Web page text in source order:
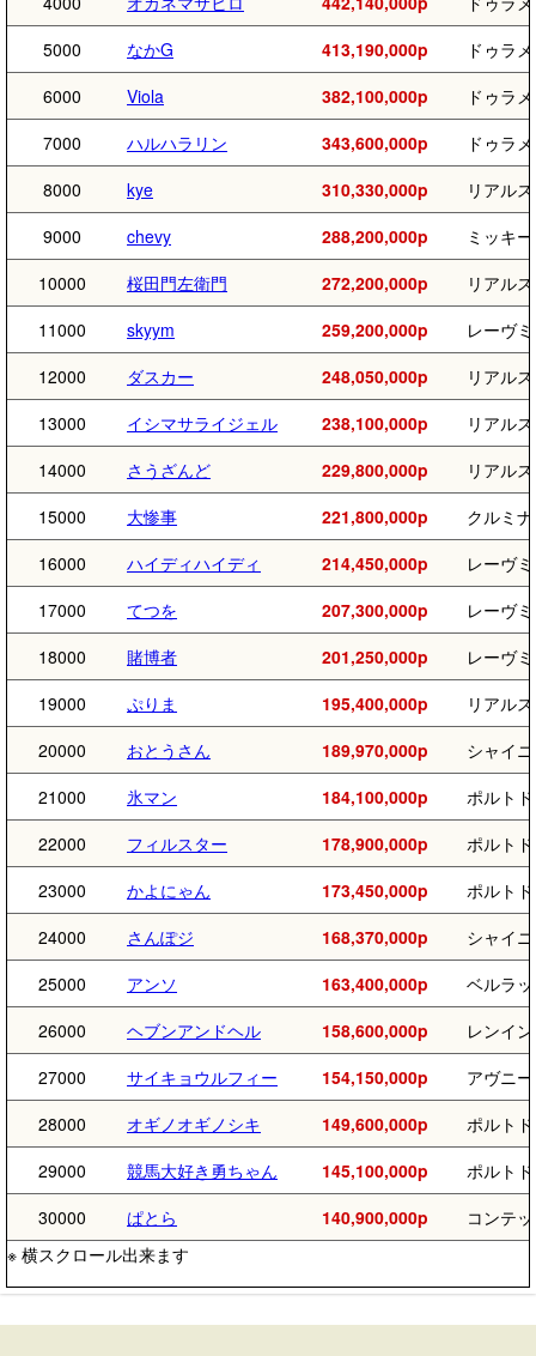
5000
なかG 413,190,000p
ドゥラ
6000
Viola 382,100,000p
ドゥラ
7000
ハルハラリン 343,600,000p
ドゥラ
8000
kye 310,330,000p
リアル
9000
chevy 288,200,000p
ミッキ
10000
桜田門左衛門 272,200,000p
リアル
11000
skyym 259,200,000p
レーヴ
12000
ダスカー 248,050,000p
リアル
13000
イシマサライジェル 238,100,000p
リアル
14000
さうざんど 229,800,000p
リアル
15000
大惨事 221,800,000p
クルミ
16000
ハイディハイディ 214,450,000p
レーヴ
17000
てつを 207,300,000p
レーヴ
18000
賭博者 201,250,000p
レーヴ
19000
ぷりま 195,400,000p
リアル
20000
おとうさん 189,970,000p
シャイ
21000
氷マン 184,100,000p
ポルト
22000
フィルスター 178,900,000p
ポルト
23000
かよにゃん 173,450,000p
ポルト
24000
さんぽジ 168,370,000p
シャイ
25000
アンソ 163,400,000p
ベルラ
26000
ヘブンアンドヘル 158,600,000p
レンイ
27000
サイキョウルフィー 154,150,000p
アヴニ
28000
オギノオギノシキ 149,600,000p
ポルト
29000
競馬大好き勇ちゃん 145,100,000p
ポルト
30000
ぱとら 140,900,000p コンテ